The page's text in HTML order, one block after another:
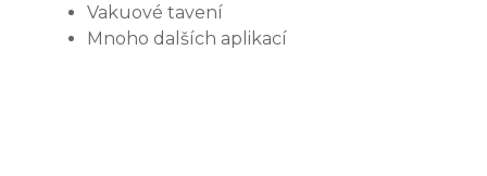
Vakuové tavení
Mnoho dalších aplikací